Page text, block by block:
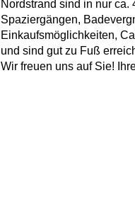
Nordstrand sind in nur
Spaziergängen,
Einkaufsmöglichkeiten,
und sind gut zu Fuß
Wir freuen uns auf Sie!